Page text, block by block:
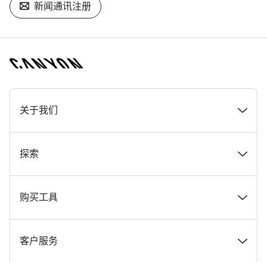
新闻通讯注册
[footer.linksList.title]
关于我们
奖项
在 Canyon 工作
Canyon 新闻发布室
探索
新闻和故事
提示和建议
购买工具
找到您梦寐以求的 Canyon 自行车
客户服务